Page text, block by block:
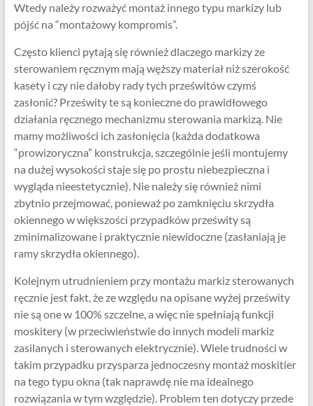
Wtedy należy rozważyć montaż innego typu markizy lub
pójść na “montażowy kompromis”.
Często klienci pytają się również dlaczego markizy ze
sterowaniem ręcznym mają węższy materiał niż szerokość
kasety i czy nie dałoby rady tych prześwitów czymś
zasłonić? Prześwity te są konieczne do prawidłowego
działania ręcznego mechanizmu sterowania markizą. Nie
mamy możliwości ich zasłonięcia (każda dodatkowa
“prowizoryczna” konstrukcja, szczególnie jeśli montujemy
na dużej wysokości staje się po prostu niebezpieczna i
wygląda nieestetycznie). Nie należy się również nimi
zbytnio przejmować, ponieważ po zamknięciu skrzydła
okiennego w większości przypadków prześwity są
zminimalizowane i praktycznie niewidoczne (zasłaniają je
ramy skrzydła okiennego).
Kolejnym utrudnieniem przy montażu markiz sterowanych
ręcznie jest fakt, że ze względu na opisane wyżej prześwity
nie są one w 100% szczelne, a więc nie spełniają funkcji
moskitery (w przeciwieństwie do innych modeli markiz
zasilanych i sterowanych elektrycznie). Wiele trudności w
takim przypadku przysparza jednoczesny montaż moskitier
na tego typu okna (tak naprawdę nie ma idealnego
rozwiązania w tym względzie). Problem ten dotyczy przede